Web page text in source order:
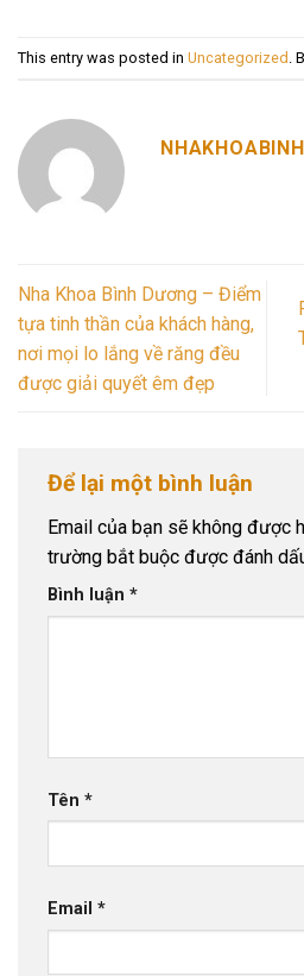
This entry was posted in Uncategorized .
Nha Khoa Bình Dương – Điểm
tựa tinh thần của khách hàng,
nơi mọi lo lắng về răng đều
được giải quyết êm đẹp
Để lại một bình luận
Email của bạn sẽ không được
trường bắt buộc được đánh
Bình luận *
Tên *
Email *